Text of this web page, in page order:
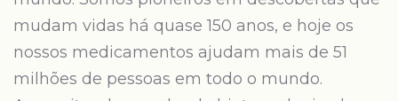
mudam vidas há quase 150 anos, e hoje os
nossos medicamentos ajudam mais de 51
milhões de pessoas em todo o mundo.